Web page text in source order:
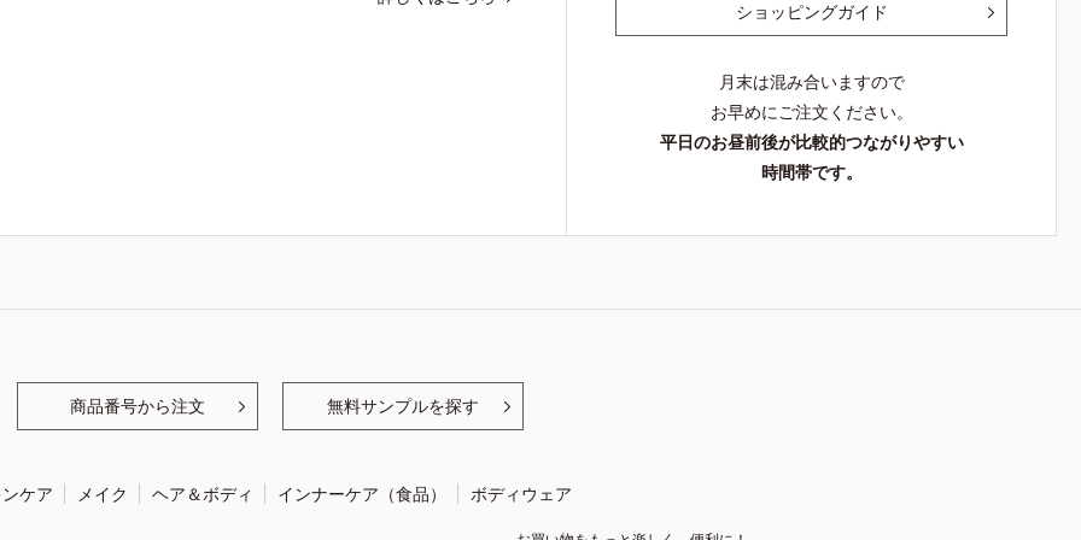
ショッピングガイド
月末は混み合いますので
お早めにご注文ください。
平日のお昼前後が比較的つながりやすい
時間帯です。
商品番号から注文 無料サンプルを探す
ケア メイク ヘア＆ボディ インナーケア（食品） ボディウェア